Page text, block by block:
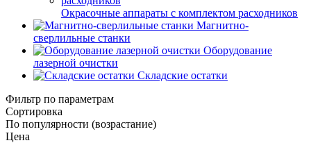
Окрасочные аппараты с комплектом расходников
Магнитно-
сверлильные станки
Оборудование
лазерной очистки
Складские остатки
Фильтр по параметрам
Сортировка
По популярности (возрастание)
Цена